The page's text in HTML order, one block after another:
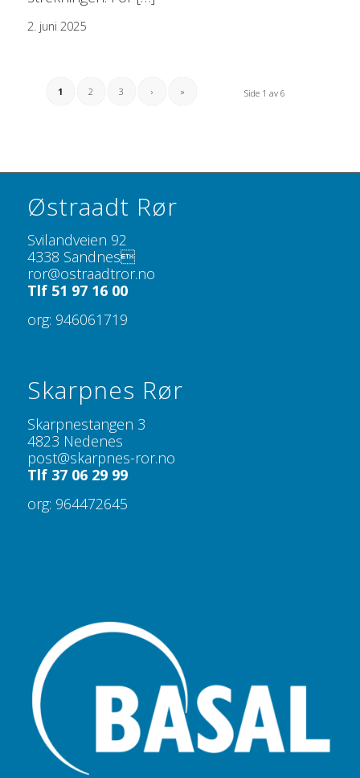
2. juni 2025
Side 1 av 6
1 2 3 › »
Østraadt Rør
Svilandveien 92
4338 Sandnes
ror@ostraadtror.no
Tlf 51 97 16 00
org: 946061719
Skarpnes Rør
Skarpnestangen 3
4823 Nedenes
post@skarpnes-ror.no
Tlf 37 06 29 99
org: 964472645